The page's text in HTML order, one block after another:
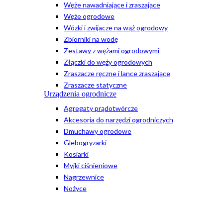
Węże nawadniające i zraszające
Węże ogrodowe
Wózki i zwijacze na wąż ogrodowy
Zbiorniki na wodę
Zestawy z wężami ogrodowymi
Złączki do węży ogrodowych
Zraszacze ręczne i lance zraszające
Zraszacze statyczne
Urządzenia ogrodnicze
Agregaty prądotwórcze
Akcesoria do narzędzi ogrodniczych
Dmuchawy ogrodowe
Glebogryzarki
Kosiarki
Myjki ciśnieniowe
Nagrzewnice
Nożyce